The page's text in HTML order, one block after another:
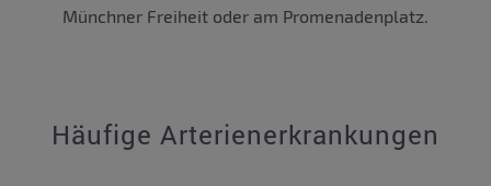
Münchner Freiheit oder am Promenadenplatz.
Häufige Arterienerkrankungen